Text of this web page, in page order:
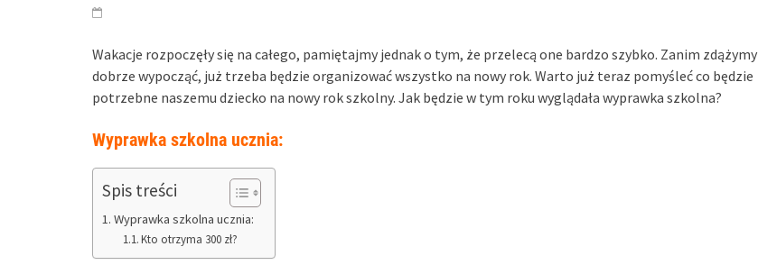
Wakacje rozpoczęły się na całego, pamiętajmy jednak o tym, że przelecą one bardzo szybko. Zanim zdążymy
dobrze wypocząć, już trzeba będzie organizować wszystko na nowy rok. Warto już teraz pomyśleć co będzie
potrzebne naszemu dziecko na nowy rok szkolny. Jak będzie w tym roku wyglądała wyprawka szkolna?
Wyprawka szkolna ucznia:
Spis treści
Wyprawka szkolna ucznia:
Kto otrzyma 300 zł?